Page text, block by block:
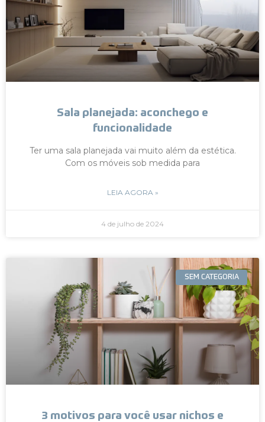
Sala planejada: aconchego e
funcionalidade
Ter uma sala planejada vai muito além da estética.
Com os móveis sob medida para
LEIA AGORA »
4 de julho de 2024
SEM CATEGORIA
3 motivos para você usar nichos e